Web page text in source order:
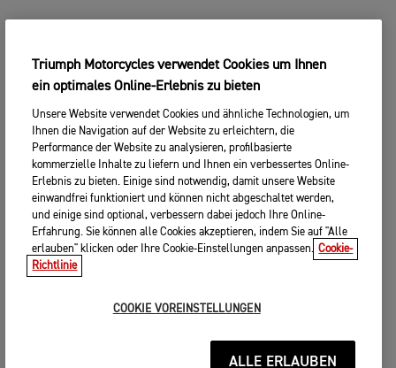
Triumph Motorcycles verwendet Cookies um Ihnen
ein optimales Online-Erlebnis zu bieten
Unsere Website verwendet Cookies und ähnliche Technologien, um
Ihnen die Navigation auf der Website zu erleichtern, die
Performance der Website zu analysieren, profilbasierte
kommerzielle Inhalte zu liefern und Ihnen ein verbessertes Online-
Erlebnis zu bieten. Einige sind notwendig, damit unsere Website
einwandfrei funktioniert und können nicht abgeschaltet werden,
und einige sind optional, verbessern dabei jedoch Ihre Online-
Erfahrung. Sie können alle Cookies akzeptieren, indem Sie auf "Alle
erlauben" klicken oder Ihre Cookie-Einstellungen anpassen. Cookie-
Richtlinie
COOKIE VOREINSTELLUNGEN
ALLE ERLAUBEN